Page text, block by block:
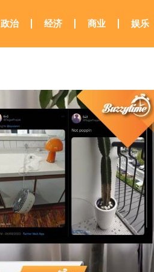
政治 经济 商业 娱乐